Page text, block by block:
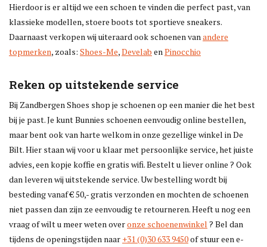
Hierdoor is er altijd we een schoen te vinden die perfect past, van
klassieke modellen, stoere boots tot sportieve sneakers.
Daarnaast verkopen wij uiteraard ook schoenen van andere
topmerken, zoals: Shoes-Me,Develab en Pinocchio
Reken op uitstekende service
Bij Zandbergen Shoes shop je schoenen op een manier die het best
bij je past. Je kunt Bunnies schoenen eenvoudig online bestellen,
maar bent ook van harte welkom in onze gezellige winkel in De
Bilt. Hier staan wij voor u klaar met persoonlijke service, het juiste
advies, een kopje koffie en gratis wifi. Bestelt u liever online ? Ook
dan leveren wij uitstekende service. Uw bestelling wordt bij
besteding vanaf € 50,- gratis verzonden en mochten de schoenen
niet passen dan zijn ze eenvoudig te retourneren. Heeft u nog een
vraag of wilt u meer weten overonze schoenenwinkel ? Bel dan
tijdens de openingstijden naar +31 (0)30 633 9450of stuur een e-